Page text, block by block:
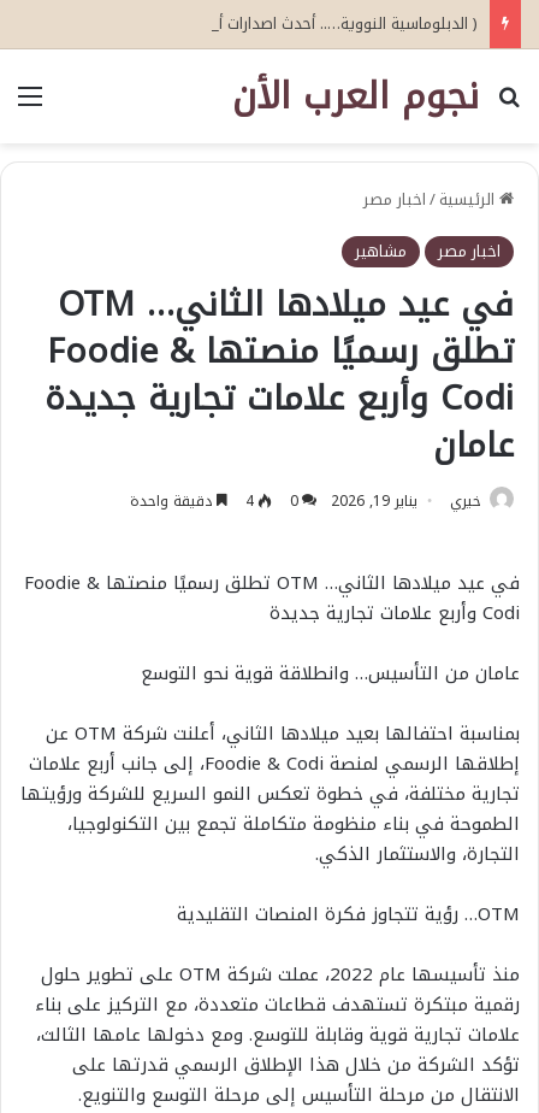
( الدبلوماسية النووية….. أحدث اصدارات أبو عيطة )
نجوم العرب الأن
بحث عن
الرئيسية/اخبار مصر
اخبار مصر
مشاهير
في عيد ميلادها الثاني… OTM
تطلق رسميًا منصتها Foodie &
Codi وأربع علامات تجارية جديدة
عامان
خيري يناير 19, 2026 0
4 دقيقة واحدة
في عيد ميلادها الثاني… OTM تطلق رسميًا منصتها Foodie &
Codi وأربع علامات تجارية جديدة
عامان من التأسيس… وانطلاقة قوية نحو التوسع
بمناسبة احتفالها بعيد ميلادها الثاني، أعلنت شركة OTM عن
إطلاقها الرسمي لمنصة Foodie & Codi، إلى جانب أربع علامات
تجارية مختلفة، في خطوة تعكس النمو السريع للشركة ورؤيتها
الطموحة في بناء منظومة متكاملة تجمع بين التكنولوجيا،
التجارة، والاستثمار الذكي.
OTM… رؤية تتجاوز فكرة المنصات التقليدية
منذ تأسيسها عام 2022، عملت شركة OTM على تطوير حلول
رقمية مبتكرة تستهدف قطاعات متعددة، مع التركيز على بناء
علامات تجارية قوية وقابلة للتوسع. ومع دخولها عامها الثالث،
تؤكد الشركة من خلال هذا الإطلاق الرسمي قدرتها على
الانتقال من مرحلة التأسيس إلى مرحلة التوسع والتنويع.